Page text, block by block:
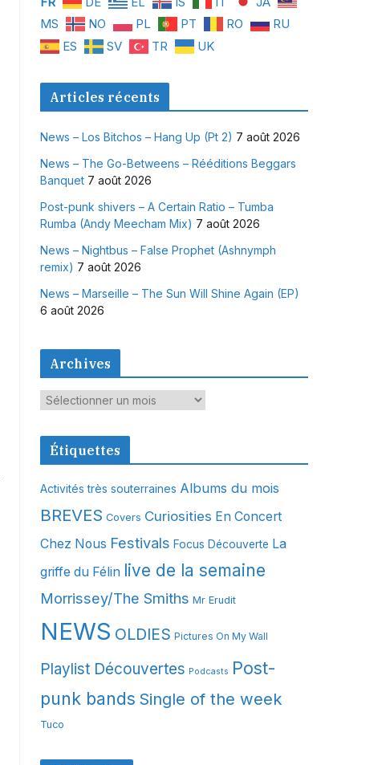
MS
NO PL PT RO
RU
ES
SV TR UK
Articles récents
News – Los Bitchos – Hang Up (Pt 2) 7 août 2026
News – The Go-Betweens – Rééditions Beggars
Banquet 7 août 2026
Post-punk shivers – A Certain Ratio – Tumba
Rumba (Andy Meecham Mix) 7 août 2026
News – Nightbus – False Prophet (Ashnymph
remix) 7 août 2026
News – Marseille – The Sun Will Shine Again (EP)
6 août 2026
Archives
A
c
e
s
Étiquettes
Activités très souterraines Albums du mois
BREVES Covers Curiosities En Concert
Chez Nous Festivals Focus Découverte La
griffe du Félin live de la semaine
Morrissey/The Smiths Mr Erudit
NEWS OLDIES Pictures On My Wall
Playlist Découvertes Podcasts Post-
punk bands Single of the week
Tuco